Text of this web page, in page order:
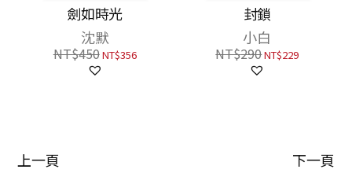
劍如時光
沈默
NT$450NT$356
封鎖
小白
NT$290NT$229
上一頁 下一頁